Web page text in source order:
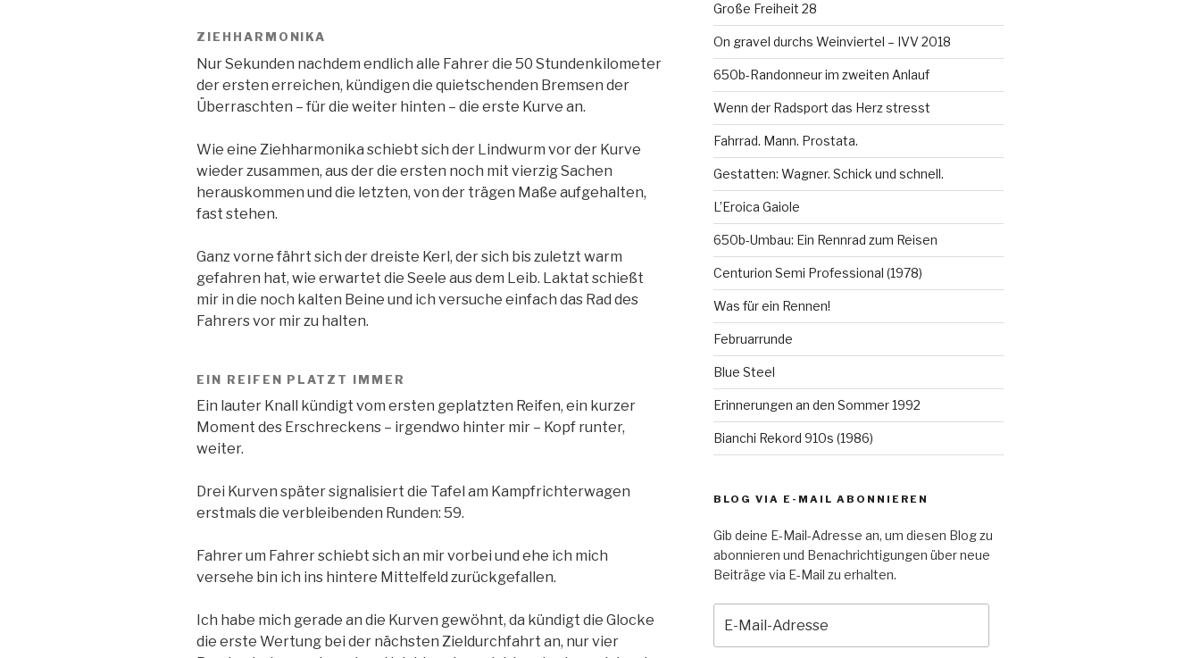
ZIEHHARMONIKA
Nur Sekunden nachdem endlich alle Fahrer die 50 Stundenkilometer
der ersten erreichen, kündigen die quietschenden Bremsen der
Überraschten – für die weiter hinten – die erste Kurve an.
Wie eine Ziehharmonika schiebt sich der Lindwurm vor der Kurve
wieder zusammen, aus der die ersten noch mit vierzig Sachen
herauskommen und die letzten, von der trägen Maße aufgehalten,
fast stehen.
Ganz vorne fährt sich der dreiste Kerl, der sich bis zuletzt warm
gefahren hat, wie erwartet die Seele aus dem Leib. Laktat schießt
mir in die noch kalten Beine und ich versuche einfach das Rad des
Fahrers vor mir zu halten.
EIN REIFEN PLATZT IMMER
Ein lauter Knall kündigt vom ersten geplatzten Reifen, ein kurzer
Moment des Erschreckens – irgendwo hinter mir – Kopf runter,
weiter.
Drei Kurven später signalisiert die Tafel am Kampfrichterwagen
erstmals die verbleibenden Runden: 59.
Fahrer um Fahrer schiebt sich an mir vorbei und ehe ich mich
versehe bin ich ins hintere Mittelfeld zurückgefallen.
Ich habe mich gerade an die Kurven gewöhnt, da kündigt die Glocke
die erste Wertung bei der nächsten Zieldurchfahrt an, nur vier
Große Freiheit 28
On gravel durchs Weinviertel – IVV 2018
650b-Randonneur im zweiten Anlauf
Wenn der Radsport das Herz stresst
Fahrrad. Mann. Prostata.
Gestatten: Wagner. Schick und schnell.
L’Eroica Gaiole
650b-Umbau: Ein Rennrad zum Reisen
Centurion Semi Professional (1978)
Was für ein Rennen!
Februarrunde
Blue Steel
Erinnerungen an den Sommer 1992
Bianchi Rekord 910s (1986)
BLOG VIA E-MAIL ABONNIEREN
Gib deine E-Mail-Adresse an, um diesen Blog zu
abonnieren und Benachrichtigungen über neue
Beiträge via E-Mail zu erhalten.
Mail-
Adresse